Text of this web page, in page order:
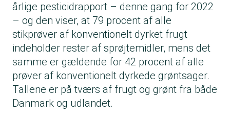
årlige pesticidrapport – denne gang for 2022
– og den viser, at 79 procent af alle
stikprøver af konventionelt dyrket frugt
indeholder rester af sprøjtemidler, mens det
samme er gældende for 42 procent af alle
prøver af konventionelt dyrkede grøntsager.
Tallene er på tværs af frugt og grønt fra både
Danmark og udlandet.